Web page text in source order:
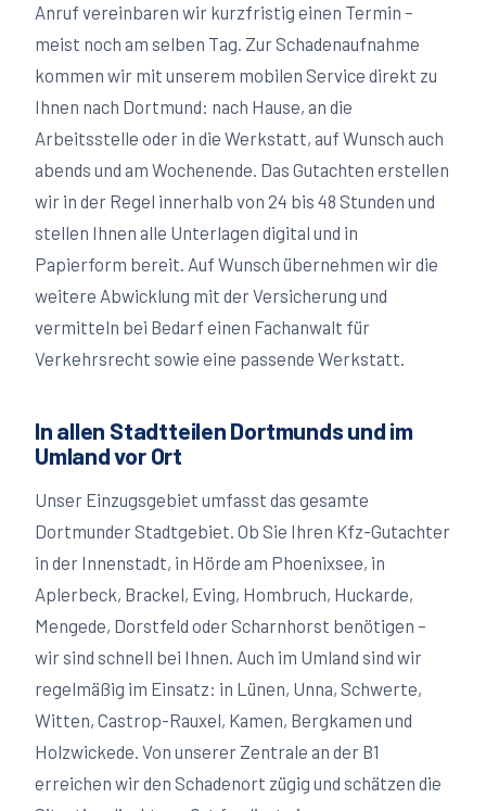
Anruf vereinbaren wir kurzfristig einen Termin –
meist noch am selben Tag. Zur Schadenaufnahme
kommen wir mit unserem mobilen Service direkt zu
Ihnen nach Dortmund: nach Hause, an die
Arbeitsstelle oder in die Werkstatt, auf Wunsch auch
abends und am Wochenende. Das Gutachten erstellen
wir in der Regel innerhalb von 24 bis 48 Stunden und
stellen Ihnen alle Unterlagen digital und in
Papierform bereit. Auf Wunsch übernehmen wir die
weitere Abwicklung mit der Versicherung und
vermitteln bei Bedarf einen Fachanwalt für
Verkehrsrecht sowie eine passende Werkstatt.
In allen Stadtteilen Dortmunds und im
Umland vor Ort
Unser Einzugsgebiet umfasst das gesamte
Dortmunder Stadtgebiet. Ob Sie Ihren Kfz-Gutachter
in der Innenstadt, in Hörde am Phoenixsee, in
Aplerbeck, Brackel, Eving, Hombruch, Huckarde,
Mengede, Dorstfeld oder Scharnhorst benötigen –
wir sind schnell bei Ihnen. Auch im Umland sind wir
regelmäßig im Einsatz: in Lünen, Unna, Schwerte,
Witten, Castrop-Rauxel, Kamen, Bergkamen und
Holzwickede. Von unserer Zentrale an der B1
erreichen wir den Schadenort zügig und schätzen die